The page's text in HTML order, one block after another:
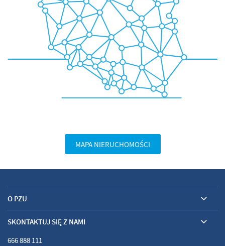
MAPA NIERUCHOMOŚCI
O PZU
SKONTAKTUJ SIĘ Z NAMI
666 888 111